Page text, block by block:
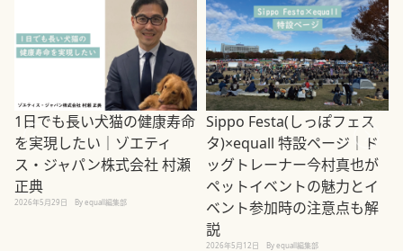
1日でも長い犬猫の健康寿命
を実現したい｜ゾエティ
ス・ジャパン株式会社 村瀬
正典
2026年5月29日 By equall編集部
Sippo Festa(しっぽフェス
タ)×equall 特設ページ｜ド
ッグトレーナー今村真也が
ペットイベントの魅力とイ
ベント参加時の注意点も解
説
2026年5月12日 By equall編集部